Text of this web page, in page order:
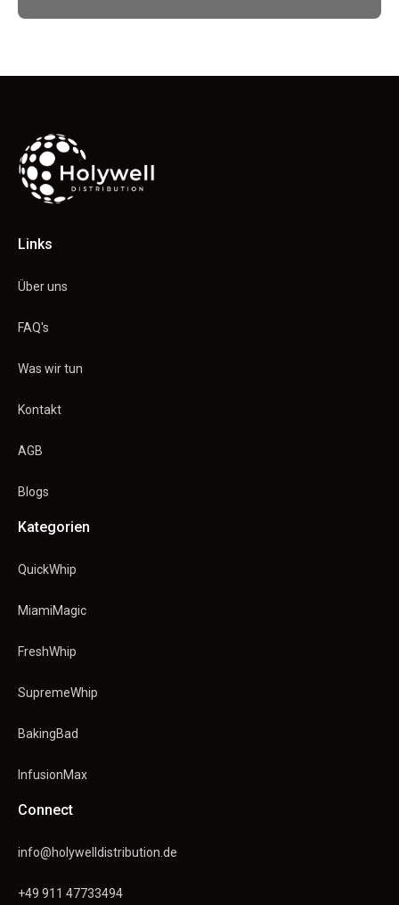
Links
Über uns
FAQ's
Was wir tun
Kontakt
AGB
Blogs
Kategorien
QuickWhip
MiamiMagic
FreshWhip
SupremeWhip
BakingBad
InfusionMax
Connect
info@holywelldistribution.de
+49 911 47733494